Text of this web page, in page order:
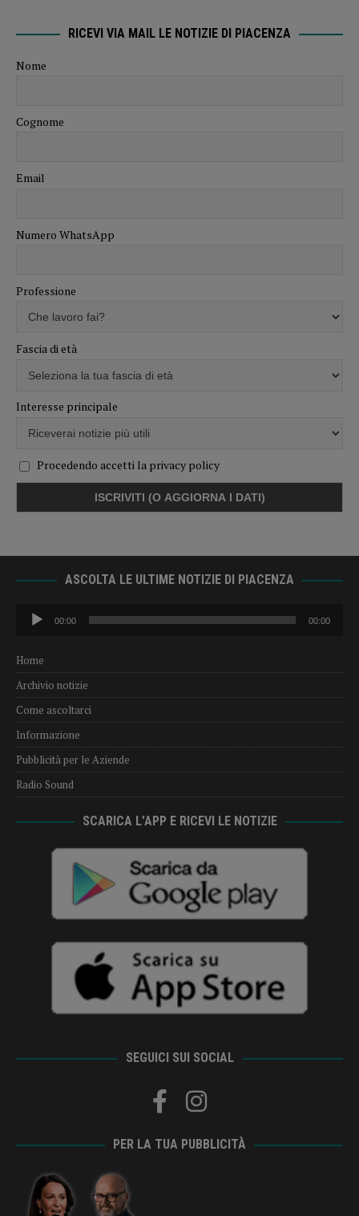
RICEVI VIA MAIL LE NOTIZIE DI PIACENZA
Nome
Cognome
Email
Numero WhatsApp
Professione
Fascia di età
Interesse principale
Procedendo accetti la privacy policy
ASCOLTA LE ULTIME NOTIZIE DI PIACENZA
Audio
Player
00:00 00:00
Home
Archivio notizie
Come ascoltarci
Informazione
Pubblicità per le Aziende
Radio Sound
SCARICA L’APP E RICEVI LE NOTIZIE
SEGUICI SUI SOCIAL
PER LA TUA PUBBLICITÀ